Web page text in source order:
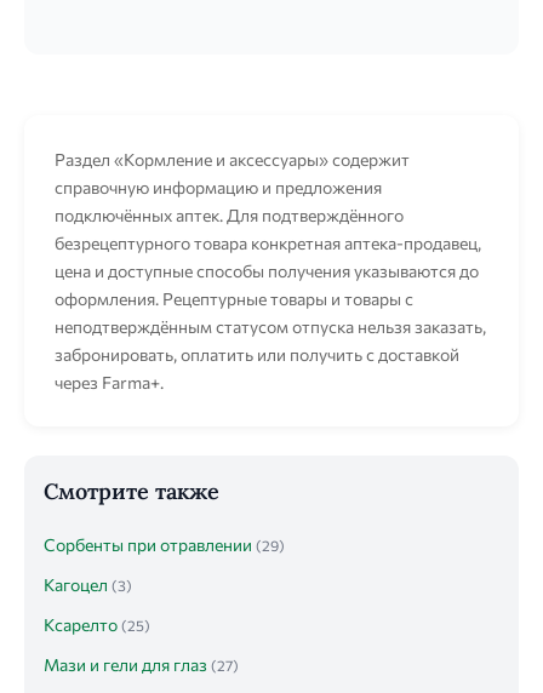
Раздел «Кормление и аксессуары» содержит
справочную информацию и предложения
подключённых аптек. Для подтверждённого
безрецептурного товара конкретная аптека-продавец,
цена и доступные способы получения указываются до
оформления. Рецептурные товары и товары с
неподтверждённым статусом отпуска нельзя заказать,
забронировать, оплатить или получить с доставкой
через Farma+.
Смотрите также
Сорбенты при отравлении (29)
Кагоцел (3)
Ксарелто (25)
Мази и гели для глаз (27)